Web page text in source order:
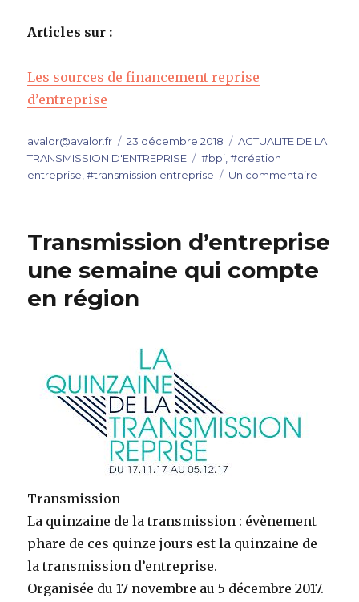
Articles sur :
Les sources de financement reprise
d’entreprise
Auteur
avalor@avalor.fr
Publié
le
23 décembre 2018 Catégories
ACTUALITE DE LA
TRANSMISSION D'ENTREPRISE
Étiquettes
#bpi ,#création
entreprise ,#transmission entreprise Un commentaire
BPI:
Transmission d’entreprise
une semaine qui compte
en région
Transmission
La quinzaine de la transmission : évènement
phare de ces quinze jours est la quinzaine de
la transmission d’entreprise.
Organisée du 17 novembre au 5 décembre 2017.